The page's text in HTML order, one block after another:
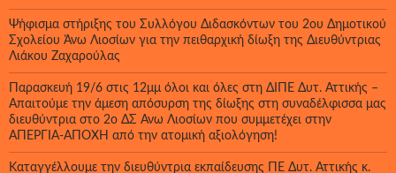
Ψήφισμα στήριξης του Συλλόγου Διδασκόντων του 2ου Δημοτικού
Σχολείου Άνω Λιοσίων για την πειθαρχική δίωξη της Διευθύντριας
Λιάκου Ζαχαρούλας
Παρασκευή 19/6 στις 12μμ όλοι και όλες στη ΔΙΠΕ Δυτ. Αττικής –
Απαιτούμε την άμεση απόσυρση της δίωξης στη συναδέλφισσα μας
διευθύντρια στο 2ο ΔΣ Άνω Λιοσίων που συμμετέχει στην
ΑΠΕΡΓΙΑ-ΑΠΟΧΗ από την ατομική αξιολόγηση!
Καταγγέλλουμε την διευθύντρια εκπαίδευσης ΠΕ Δυτ. Αττικής κ.